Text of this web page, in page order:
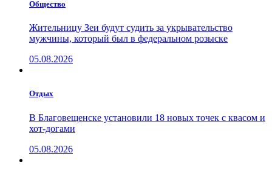
Общество
Жительницу Зеи будут судить за укрывательство
мужчины, который был в федеральном розыске
05.08.2026
Отдых
В Благовещенске установили 18 новых точек с квасом и
хот-догами
05.08.2026